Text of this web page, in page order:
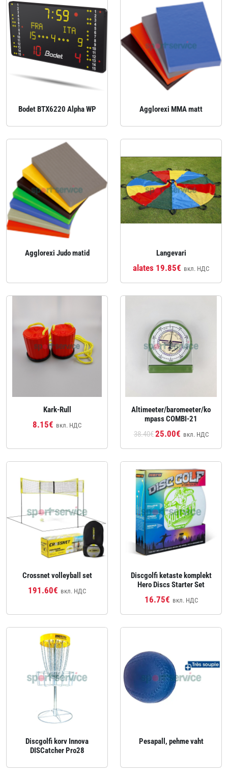
Bodet BTX6220 Alpha WP Agglorexi MMA matt
Agglorexi Judo matid Langevari
alates 19.85€ вкл. НДС
Kark-Rull
8.15€ вкл. НДС
Altimeeter/baromeeter/ko
mpass COMBI-21
38.40€25.00€ вкл. НДС
Crossnet volleyball set
191.60€ вкл. НДС
Discgolfi ketaste komplekt
Hero Discs Starter Set
16.75€ вкл. НДС
Discgolfi korv Innova
DISCatcher Pro28
Pesapall, pehme vaht